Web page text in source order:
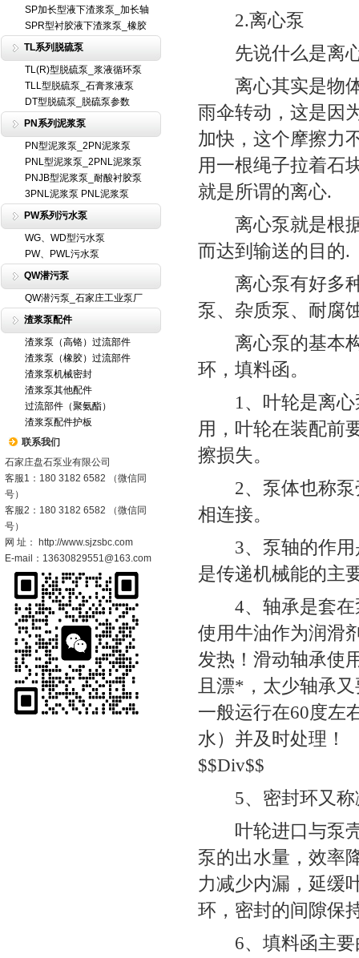
SP加长型液下渣浆泵_加长轴
SPR型衬胶液下渣浆泵_橡胶
TL系列脱硫泵
TL(R)型脱硫泵_浆液循环泵
TLL型脱硫泵_石膏浆液泵
DT型脱硫泵_脱硫泵参数
PN系列泥浆泵
PN型泥浆泵_2PN泥浆泵
PNL型泥浆泵_2PNL泥浆泵
PNJB型泥浆泵_耐酸衬胶泵
3PNL泥浆泵 PNL泥浆泵
PW系列污水泵
WG、WD型污水泵
PW、PWL污水泵
QW潜污泵
QW潜污泵_石家庄工业泵厂
渣浆泵配件
渣浆泵（高铬）过流部件
渣浆泵（橡胶）过流部件
渣浆泵机械密封
渣浆泵其他配件
过流部件（聚氨酯）
渣浆泵配件护板
联系我们
石家庄盘石泵业有限公司
客服1：180 3182 6582 （微信同
号）
客服2：180 3182 6582 （微信同
号）
网 址： http://www.sjzsbc.com
E-mail：13630829551@163.com
2.离心泵
先说什么是离
离心其实是物体
雨伞转动，这是因
加快，这个摩擦力
用一根绳子拉着石
就是所谓的离心.
离心泵就是根据
而达到输送的目的.
离心泵有好多种.
泵、杂质泵、耐腐
离心泵的基本构
环，填料函。
1、叶轮是离心
用，叶轮在装配前
擦损失。
2、泵体也称泵
相连接。
3、泵轴的作用
是传递机械能的主
4、轴承是套在
使用牛油作为润滑
发热！滑动轴承使
且漂*，太少轴承
一般运行在60度左
水）并及时处理！
$$Div$$
5、密封环又称
叶轮进口与泵壳
泵的出水量，效率
力减少内漏，延缓
环，密封的间隙保
6、填料函主要